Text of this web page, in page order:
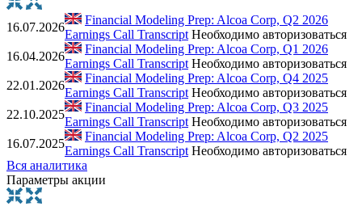
16.07.2026
Financial Modeling Prep: Alcoa Corp, Q2 2026
Earnings Call Transcript Необходимо авторизоваться
16.04.2026
Financial Modeling Prep: Alcoa Corp, Q1 2026
Earnings Call Transcript Необходимо авторизоваться
22.01.2026
Financial Modeling Prep: Alcoa Corp, Q4 2025
Earnings Call Transcript Необходимо авторизоваться
22.10.2025
Financial Modeling Prep: Alcoa Corp, Q3 2025
Earnings Call Transcript Необходимо авторизоваться
16.07.2025
Financial Modeling Prep: Alcoa Corp, Q2 2025
Earnings Call Transcript Необходимо авторизоваться
Вся аналитика
Параметры акции